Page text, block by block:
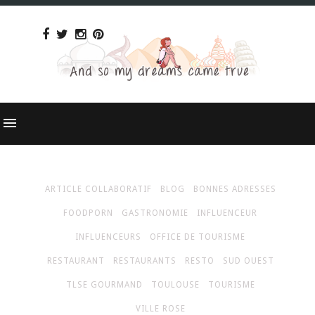
ARTICLE COLLABORATIF BLOG BONNES ADRESSES
FOODPORN GASTRONOMIE INFLUENCEUR
INFLUENCEURS OFFICE DE TOURISME
RESTAURANT RESTAURANTS RESTO SUD OUEST
TLSE GOURMAND TOULOUSE TOURISME
VILLE ROSE